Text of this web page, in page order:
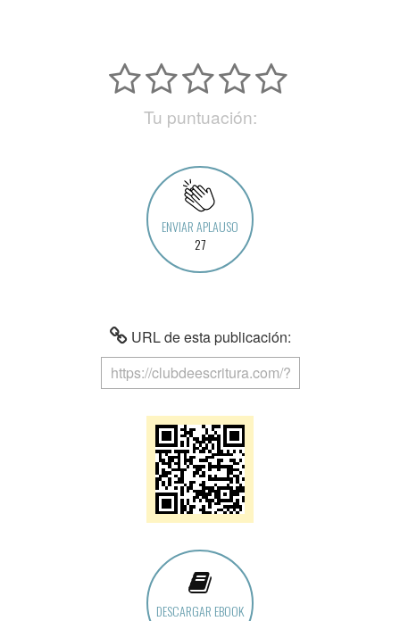
Tu puntuación:
ENVIAR APLAUSO
27
URL de esta publicación:
DESCARGAR EBOOK